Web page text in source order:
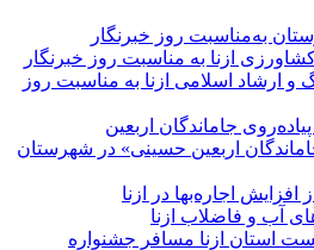
به‌مناسبت روز خبرنگار
ازنا به مناسبت روز خبرنگار
و ارشاد اسلامی ازنا به مناسبت روز
جاماندگان اربعین
اربعین حسینی» در شهرستان
افزایش اجاره‌بها در ازنا
آب و فاضلاب ازنا
استان ازنا مسافر جشنواره